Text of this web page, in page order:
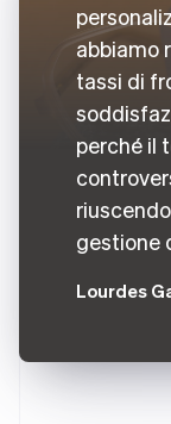
abbiamo
tassi di
perché il
gestione
Lourdes